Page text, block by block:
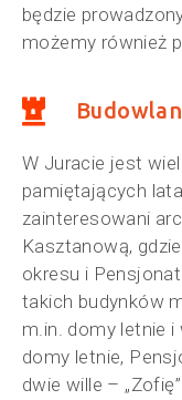
będzie
możemy również
W Juracie jest
pamiętających
zainteresowani
Kasztanową,
okresu i
takich budynków
m.in. domy letnie i
domy letnie,
dwie wille –